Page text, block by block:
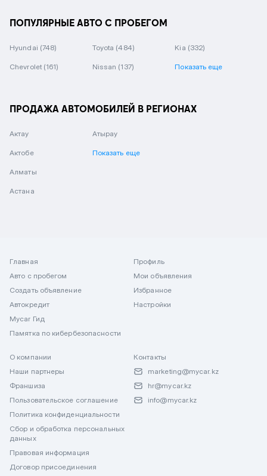
ПОПУЛЯРНЫЕ АВТО С ПРОБЕГОМ
Hyundai (748) Toyota (484) Kia (332)
Chevrolet (161) Nissan (137) Показать еще
ПРОДАЖА АВТОМОБИЛЕЙ В РЕГИОНАХ
Актау
Актобе
Алматы
Астана
Атырау
Показать еще
Главная
Авто с пробегом
Создать объявление
Автокредит
Mycar Гид
Памятка по кибербезопасности
Профиль
Мои объявления
Избранное
Настройки
О компании
Наши партнеры
Франшиза
Пользовательское соглашение
Политика конфиденциальности
Сбор и обработка персональных
данных
Правовая информация
Договор присоединения
Контакты
marketing@mycar.kz
hr@mycar.kz
info@mycar.kz